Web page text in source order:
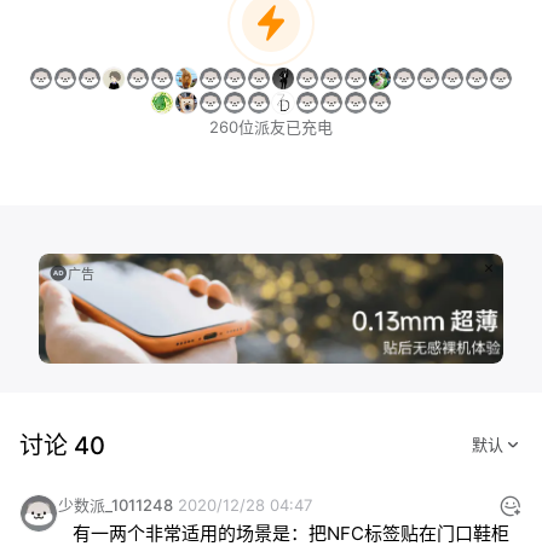
260位派友已充电
广告
讨论 40
少数派_1011248 2020/12/28 04:47
有一两个非常适用的场景是：把NFC标签贴在门口鞋柜